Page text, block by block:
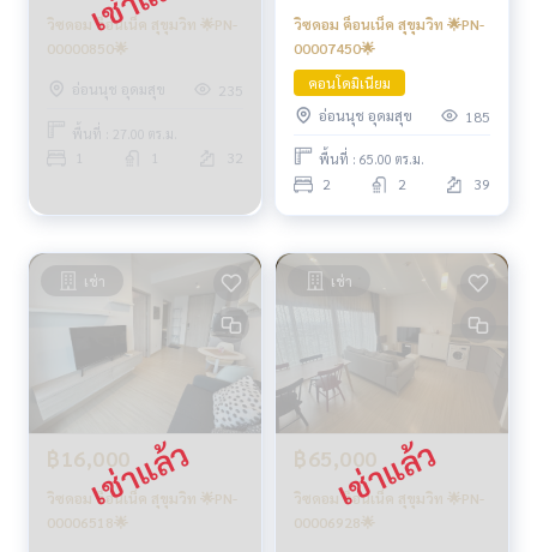
วิซดอม ค็อนเน็ค สุขุมวิท 🌟PN-
00000850🌟
อ่อนนุช อุดมสุข 235
พื้นที่ : 27.00 ตร.ม.
วิซดอม ค็อนเน็ค สุขุมวิท 🌟PN-
00007450🌟
คอนโดมิเนียม
อ่อนนุช อุดมสุข
185
พื้นที่ : 65.00 ตร.ม.
2 2 39
เช่า
฿16,000
วิซดอม ค็อนเน็ค สุขุมวิท 🌟PN-
00006518🌟
เช่า
฿65,000
วิซดอม ค็อนเน็ค สุขุมวิท 🌟PN-
00006928🌟